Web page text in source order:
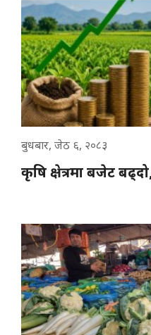
बुधबार, जेठ ६, २०८३
कृषि क्षेत्रमा बजेट